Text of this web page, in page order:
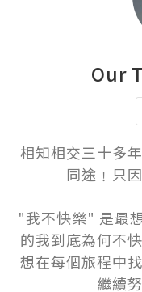
Our
相知相交三十多
同途﹗只
"我不快樂" 是最
的我到底為何不
想在每個旅程中
繼續